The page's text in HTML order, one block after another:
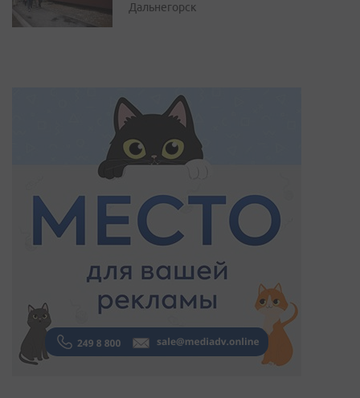
Дальнегорск